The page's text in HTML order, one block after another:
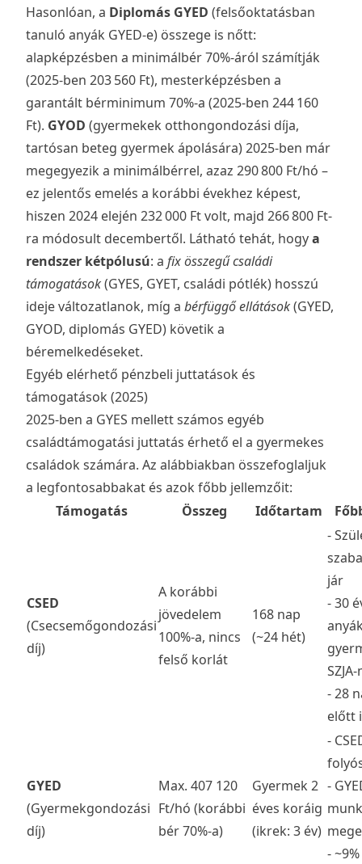
Hasonlóan, a Diplomás GYED (felsőoktatásban
tanuló anyák GYED-e) összege is nőtt:
alapképzésben a minimálbér 70%-áról számítják
(2025-ben 203 560 Ft), mesterképzésben a
garantált bérminimum 70%-a (2025-ben 244 160
Ft). GYOD (gyermekek otthongondozási díja,
tartósan beteg gyermek ápolására) 2025-ben már
megegyezik a minimálbérrel, azaz 290 800 Ft/hó –
ez jelentős emelés a korábbi évekhez képest,
hiszen 2024 elején 232 000 Ft volt, majd 266 800 Ft-
ra módosult decembertől. Látható tehát, hogya
rendszer kétpólusú: a fix összegű családi
támogatások(GYES, GYET, családi pótlék) hosszú
ideje változatlanok, míg a bérfüggő ellátások(GYED,
GYOD, diplomás GYED) követik a
béremelkedéseket.
Egyéb elérhető pénzbeli juttatások és
támogatások (2025)
2025-ben a GYES mellett számos egyéb
családtámogatási juttatás érhető el a gyermekes
családok számára. Az alábbiakban összefoglaljuk
a legfontosabbakat és azok főbb jellemzőit:
Támogatás
Összeg Időtartam
CSED
(Csecsemőgondozási
díj)
A korábbi
jövedelem
100%-a, nincs
felső korlát
168 nap
(~24 hét)
-
jár
- 30
- 28
előtt
GYED
(Gyermekgondozási
díj)
Max. 407 120
Ft/hó (korábbi
bér 70%-a)
Gyermek 2
éves koráig
(ikrek: 3 év)
-
-
-